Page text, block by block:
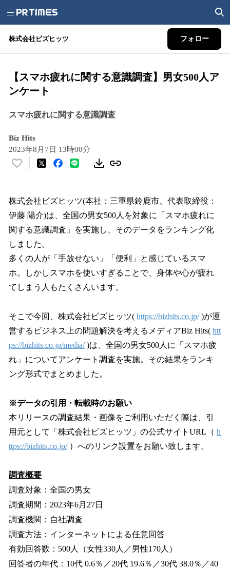
株式会社ビズヒッツ フォロー
【スマホ疲れに関する意識調査】男女500人ア
ンケート
スマホ疲れに関する意識調査
Biz Hits
2023年8月7日 13時00分
い
！
数
を
読
み
込
み
中
で
株式会社ビズヒッツ(本社：三重県鈴鹿市、代表取締役：
伊藤 陽介)は、全国の男女500人を対象に「スマホ疲れに
関する意識調査」を実施し、そのデータをランキング化
しました。
多くの人が「手放せない」「便利」と感じているスマ
ホ。しかしスマホを使いすぎることで、身体や心が疲れ
てしまう人もたくさんいます。
そこで今回、株式会社ビズヒッツ( https://bizhits.co.jp/)が運
営するビジネス上の問題解決を考えるメディアBiz Hits( htt
ps://bizhits.co.jp/media/)は、全国の男女500人に「スマホ疲
れ」についてアンケート調査を実施。その結果をランキ
ング形式でまとめました。
※データの引用・転載時のお願い
本リリースの調査結果・画像をご利用いただく際は、引
用元として「株式会社ビズヒッツ」の公式サイトURL（ h
ttps://bizhits.co.jp/）へのリンク設置をお願い致します。
調査概要
調査対象：全国の男女
調査期間：2023年6月27日
調査機関：自社調査
調査方法：インターネットによる任意回答
有効回答数：500人（女性330人／男性170人）
回答者の年代：10代 0.6％／20代 19.6％／30代 38.0％／40